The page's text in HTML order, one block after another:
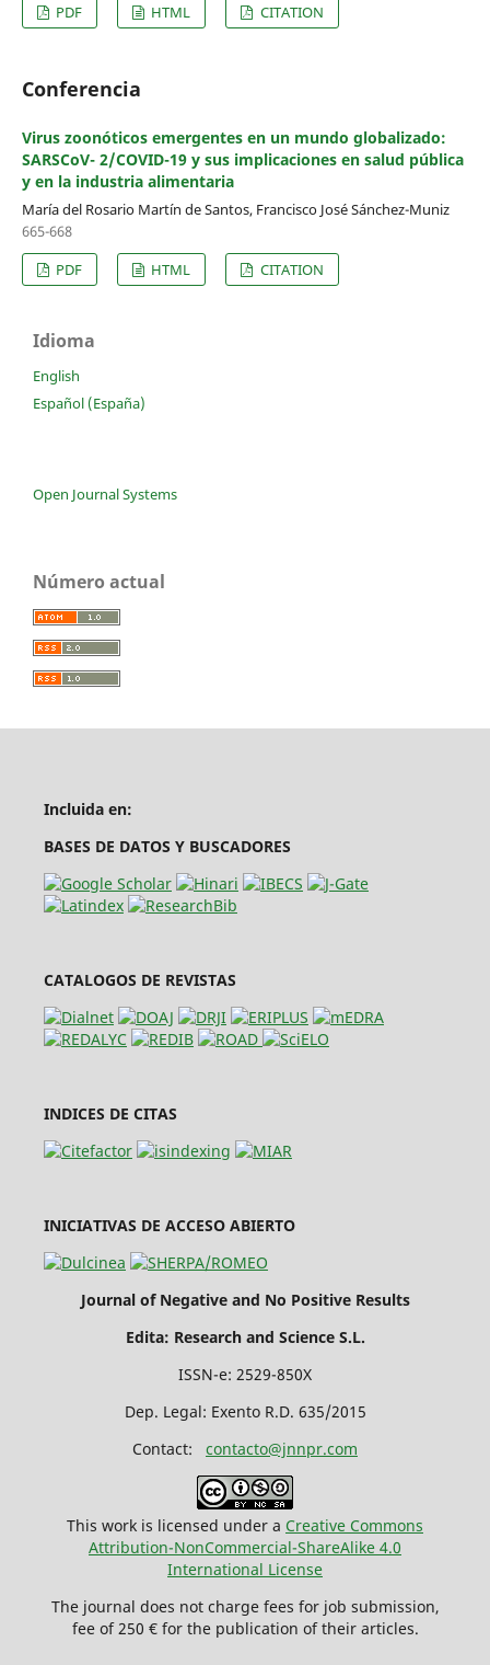
PDF
HTML CITATION
Conferencia
Virus zoonóticos emergentes en un mundo globalizado:
SARSCoV- 2/COVID-19 y sus implicaciones en salud pública
y en la industria alimentaria
María del Rosario Martín de Santos, Francisco José Sánchez-Muniz
665-668
PDF
HTML CITATION
Idioma
English
Español (España)
Open Journal Systems
Número actual
Incluida en:
BASES DE DATOS Y BUSCADORES
CATALOGOS DE REVISTAS
INDICES DE CITAS
INICIATIVAS DE ACCESO ABIERTO
Journal of Negative and No Positive Results
Edita: Research and Science S.L.
ISSN-e: 2529-850X
Dep. Legal: Exento R.D. 635/2015
Contact: contacto@jnnpr.com
This work is licensed under a Creative Commons
Attribution-NonCommercial-ShareAlike 4.0
International License
The journal does not charge fees for job submission,
fee of 250 € for the publication of their articles.